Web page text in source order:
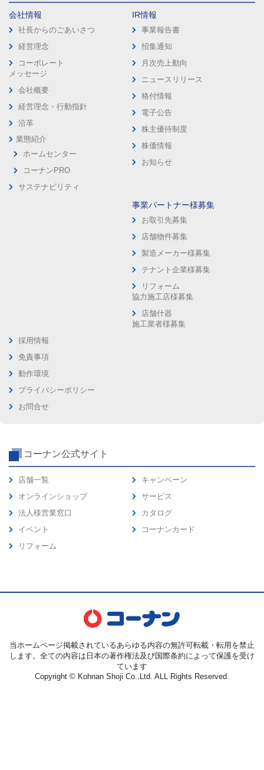
会社情報
社長からのごあいさつ
経営理念
コーポレート
メッセージ
会社概要
経営理念・行動指針
沿革
業態紹介
ホームセンター
コーナンPRO
サステナビリティ
IR情報
事業報告書
招集通知
月次売上動向
ニュースリリース
格付情報
電子公告
株主優待制度
株価情報
お知らせ
事業パートナー様募集
お取引先募集
店舗物件募集
製造メーカー様募集
テナント企業様募集
リフォーム
協力施工店様募集
店舗什器
施工業者様募集
採用情報
免責事項
動作環境
プライバシーポリシー
お問合せ
コーナン公式サイト
店舗一覧
オンラインショップ
法人様営業窓口
イベント
リフォーム
キャンペーン
サービス
カタログ
コーナンカード
当ホームページ掲載されているあらゆる内容の無許可転載・転用を禁止
します。全ての内容は日本の著作権法及び国際条約によって保護を受け
ています
Copyright © Kohnan Shoji Co.,Ltd. ALL Rights Reserved.